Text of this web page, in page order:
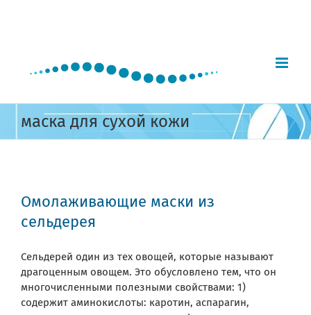
маска для сухой кожи
Омолаживающие маски из
сельдерея
Сельдерей один из тех овощей, которые называют
драгоценным овощем. Это обусловлено тем, что он
многочисленными полезными свойствами: 1)
содержит аминокислоты: каротин, аспарагин,